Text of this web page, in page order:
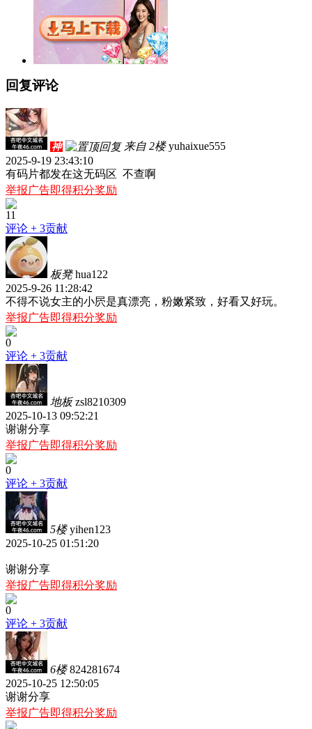
回复评论
神 来自 2楼 yuhaixue555
2025-9-19 23:43:10
有码片都发在这无码区 不查啊
举报广告即得积分奖励
11
评论 + 3贡献
板凳 hua122
2025-9-26 11:28:42
不得不说女主的小屄是真漂亮，粉嫩紧致，好看又好玩。
举报广告即得积分奖励
0
评论 + 3贡献
地板 zsl8210309
2025-10-13 09:52:21
谢谢分享
举报广告即得积分奖励
0
评论 + 3贡献
5楼 yihen123
2025-10-25 01:51:20
谢谢分享
举报广告即得积分奖励
0
评论 + 3贡献
6楼 824281674
2025-10-25 12:50:05
谢谢分享
举报广告即得积分奖励